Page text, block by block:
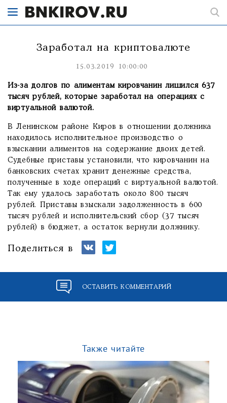
Заработал на криптовалюте
15.03.2019 10:00:00
Из-за долгов по алиментам кировчанин лишился 637
тысяч рублей, которые заработал на операциях с
виртуальной валютой.
В Ленинском районе Киров в отношении должника
находилось исполнительное производство о
взыскании алиментов на содержание двоих детей.
Судебные приставы установили, что кировчанин на
банковских счетах хранит денежные средства,
полученные в ходе операций с виртуальной валютой.
Так ему удалось заработать около 800 тысяч
рублей. Приставы взыскали задолженность в 600
тысяч рублей и исполнительский сбор (37 тысяч
рублей) в бюджет, а остаток вернули должнику.
Поделиться в
ОСТАВИТЬ КОММЕНТАРИЙ
Также читайте